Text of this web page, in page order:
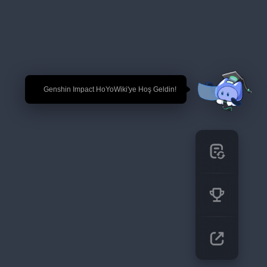
🎉 Genshin Impact HoYoWiki'ye Hoş Geldin!